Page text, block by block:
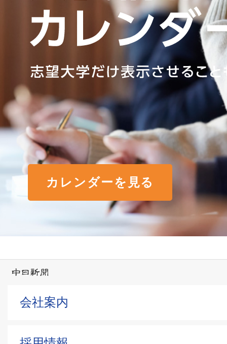
カレンダーを見る
会社案内